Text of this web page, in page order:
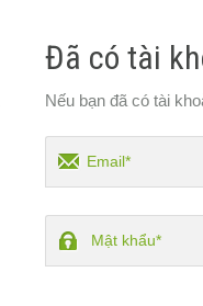
Đã có tài
Nếu bạn đã có tài
Email*
Mật khẩu*